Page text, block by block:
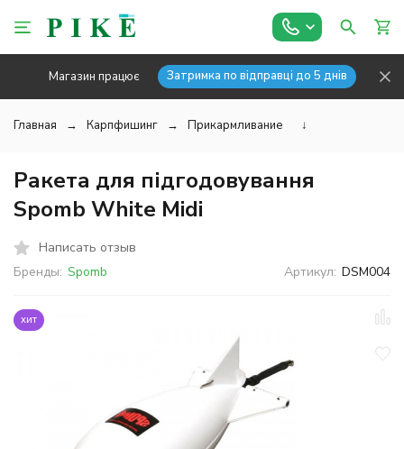
Магазин працює Затримка по відправці до 5 днів
Главная Карпфишинг Прикармливание ↓
Ракета для підгодовування
Spomb White Midi
Написать отзыв
Бренды: Spomb Артикул: DSM004
хит